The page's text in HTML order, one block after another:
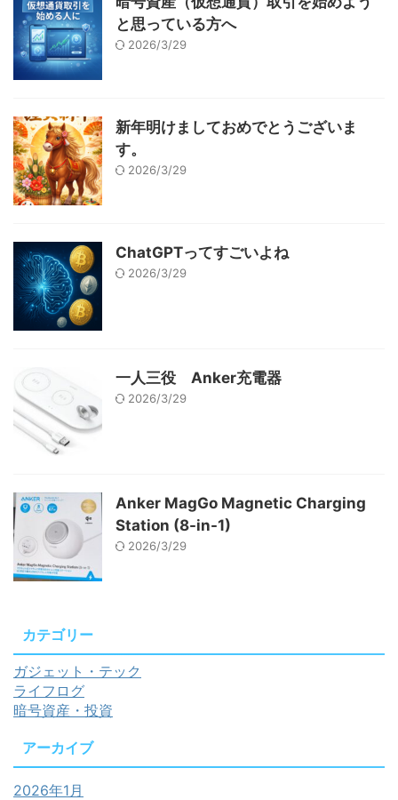
と思っている方へ
2026/3/29
新年明けましておめでとうございま
す。
2026/3/29
ChatGPTってすごいよね
2026/3/29
一人三役 Anker充電器
2026/3/29
Anker MagGo Magnetic Charging
Station (8-in-1)
2026/3/29
カテゴリー
ガジェット・テック
ライフログ
暗号資産・投資
アーカイブ
2026年1月